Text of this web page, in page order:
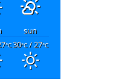
sun
30°C/ 27°C
°C